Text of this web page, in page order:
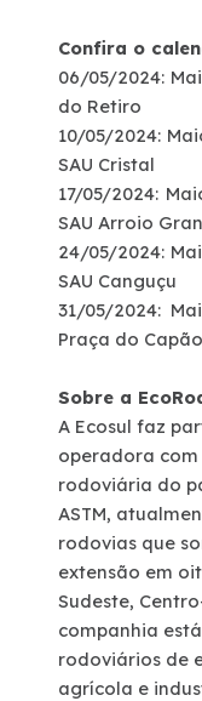
Confira o
06/05/2024:
do Retiro
10/05/2024:
SAU Cristal
17/05/2024:
SAU Arroio
24/05/2024:
SAU Canguçu
31/05/2024:
Praça do
Sobre a
A Ecosul faz
operadora
rodoviária do
ASTM,
rodovias que
extensão em
Sudeste,
companhia
rodoviários de
agrícola e